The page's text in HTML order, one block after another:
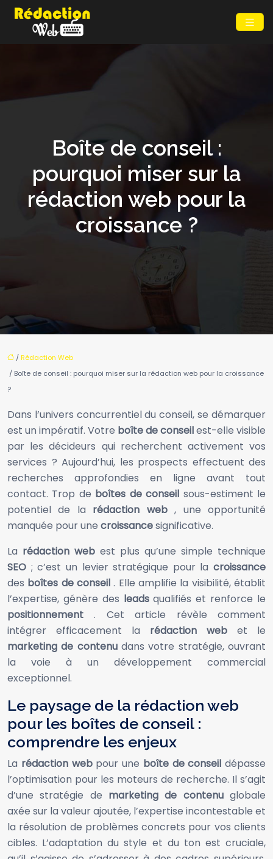
Boîte de conseil :
pourquoi miser sur la
rédaction web pour la
croissance ?
/Rédaction Web
/ Boîte de conseil : pourquoi miser sur la rédaction web pour la croissance
?
Dans l’univers concurrentiel du conseil, se démarquer
est un impératif. Votre boîte de conseilest-elle visible
par les décideurs qui recherchent activement vos
services ? Aujourd’hui, les prospects effectuent des
recherches approfondies en ligne avant tout
contact. Trop de boîtes de conseil sous-estiment le
potentiel de la rédaction web, une opportunité
manquée pour une croissancesignificative.
La rédaction web est plus qu’une simple technique
SEO ; c’est un levier stratégique pour la croissance
des boîtes de conseil. Elle amplifie la visibilité, établit
l’expertise, génère des leadsqualifiés et renforce le
positionnement. Cet article révèle comment
intégrer efficacement la rédaction web et le
marketing de contenu dans votre stratégie, ouvrant
la voie à un développement commercial
exceptionnel.
Le paysage de la rédaction web
pour les boîtes de conseil :
comprendre les enjeux
La rédaction web pour une boîte de conseil dépasse
l’optimisation pour les moteurs de recherche. Il s’agit
d’une stratégie de marketing de contenu globale
axée sur la valeur ajoutée, l’expertise incontestable et
la résolution de problèmes concrets pour vos clients
cibles. L’adaptation du style et du ton est cruciale,